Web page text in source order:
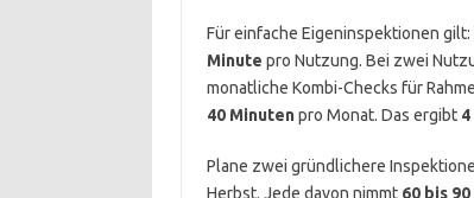
Für einfache Eigeninspektionen
Minute pro Nutzung. Bei zwei
monatliche Kombi-Checks für
40 Minutenpro Monat. Das ergibt
Plane zwei gründlichere
Herbst. Jede davon nimmt 60 bis